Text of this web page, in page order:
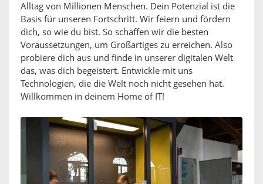
Alltag von Millionen Menschen. Dein Potenzial ist die
Basis für unseren Fortschritt. Wir feiern und fördern
dich, so wie du bist. So schaffen wir die besten
Voraussetzungen, um Großartiges zu erreichen. Also
probiere dich aus und finde in unserer digitalen Welt
das, was dich begeistert. Entwickle mit uns
Technologien, die die Welt noch nicht gesehen hat.
Willkommen in deinem Home of IT!